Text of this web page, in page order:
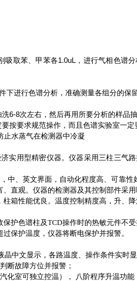
吸取苯、甲苯各1.0uL，进行气相色谱
下进行色谱分析，准确测量各组分的
6-8次左右，然后再用所要分析的样品抽
按要求规范操作，而且色谱实验室一定
水蒸气在检测器中冷凝
实用型精密仪器。仪器采用三柱三气
中、英文界面，自动化程度高、可靠
直观。仪器的检测器及其控制部件采
箱性能优良。温度控制精度高，升、
护色谱柱及TCD操作时的热敏元件不
保护温度，仪器将断电保护并报警。
晶中文显示，各路温度、操作条件实时
断故障方位并报警；
化室可独立控温）， 八阶程序升温功能